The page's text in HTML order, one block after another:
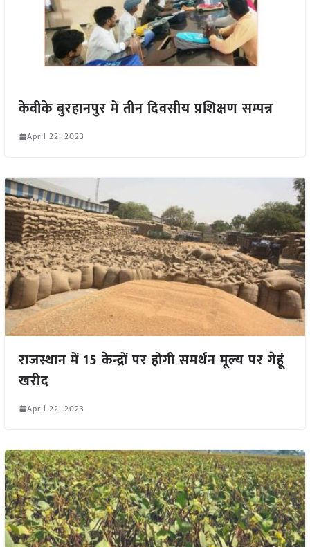
केवीके बुरहानपुर में तीन दिवसीय प्रशिक्षण सम्पन्न
April 22, 2023
राजस्थान में 15 केन्द्रों पर होगी समर्थन मूल्य पर गेहूं
खरीद
April 22, 2023